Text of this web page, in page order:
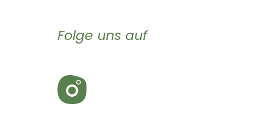
Folge uns auf